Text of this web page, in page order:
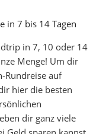
in 7, 10 oder 14
Menge! Um dir
Rundreise auf
hier die besten
dir ganz viele